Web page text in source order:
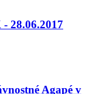
28.06.2017
Agapé v